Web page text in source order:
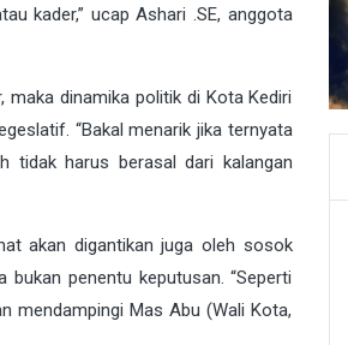
kader,” ucap Ashari .SE, anggota
maka dinamika politik di Kota Kediri
“Bakal menarik jika ternyata
tidak harus berasal dari kalangan
akan digantikan juga oleh sosok
penentu keputusan. “Seperti
mendampingi Mas Abu (Wali Kota,